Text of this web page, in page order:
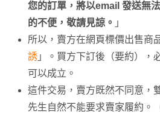
您的訂單，將以email 發送無
的不便，敬請見諒。 」
所以，賣方在網頁標價出售商
誘 」。買方下訂後（要約），
可以成立。
這件交易，賣方既然不同意，
先生自然不能要求賣家履約。